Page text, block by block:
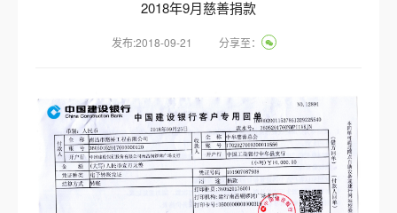
2018年9月慈善捐款
发布:2018-09-21 分享至：